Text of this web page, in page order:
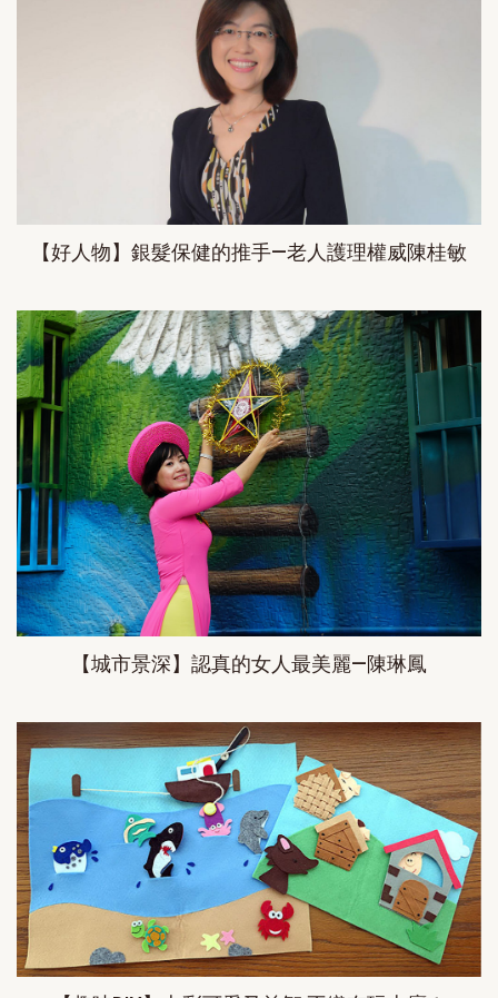
【好人物】銀髮保健的推手—老人護理權威陳桂敏
【城市景深】認真的女人最美麗—陳琳鳳